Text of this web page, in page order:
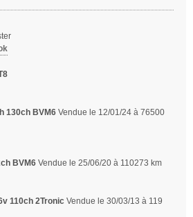
130ch BVM6 Vendue le 12/01/24 à 76500
BVM6 Vendue le 25/06/20 à 110273 km
110ch 2Tronic Vendue le 30/03/13 à 119